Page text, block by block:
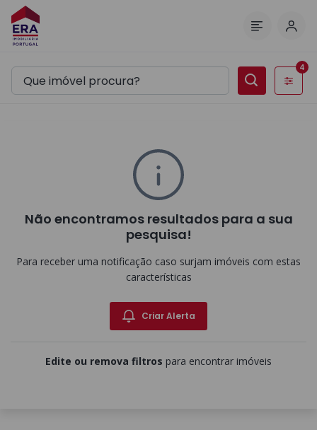
Filtros
4
Não encontramos resultados para a sua
pesquisa!
Para receber uma notificação caso surjam imóveis com estas
características
Criar Alerta
Edite ou remova filtros para encontrar imóveis